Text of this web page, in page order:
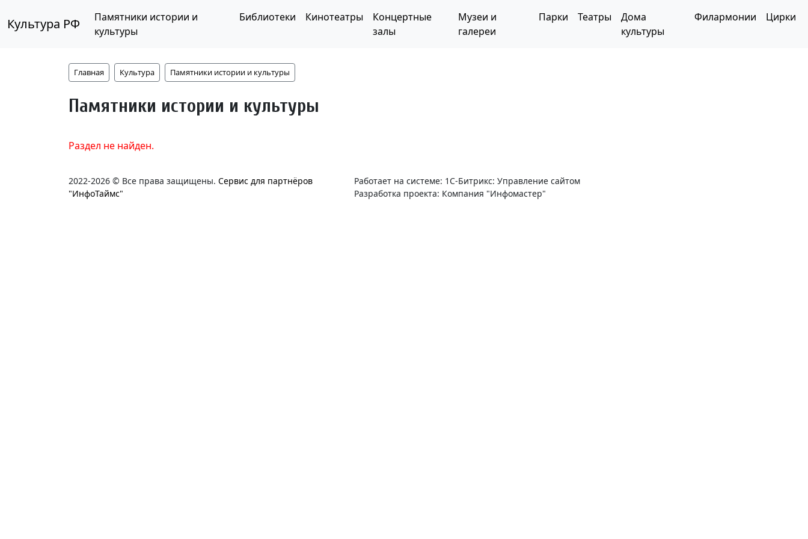
Культура РФ
Памятники истории и
культуры
Библиотеки Кинотеатры
Концертные
залы
Музеи и
галереи
Парки Театры
Дома
культуры
Филармонии Цирки
Главная Культура Памятники истории и культуры
Памятники истории и культуры
Раздел не найден.
2022-2026 © Все права защищены. Сервис для партнёров
"ИнфоТаймс"
Работает на системе: 1С-Битрикс: Управление сайтом
Разработка проекта: Компания "Инфомастер"